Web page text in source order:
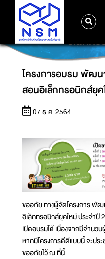
โครงการอบรม พัฒน
อิเล็กท
โครงการอบรม พัฒ
สอนอิเล็กทรอนิกส์ยุค
07 ธ.ค. 2564
ขออภัย ทางผู้จัดโครงการ พั
อิเล็กทรอนิกส์ยุคใหม่ ประจำปี
เปิดอบรมได้ เนื่องจากมีจำนว
หากมีโครงการดีดีแบบนี้ จะปร
ขออภัยไว้ ณ ที่นี้